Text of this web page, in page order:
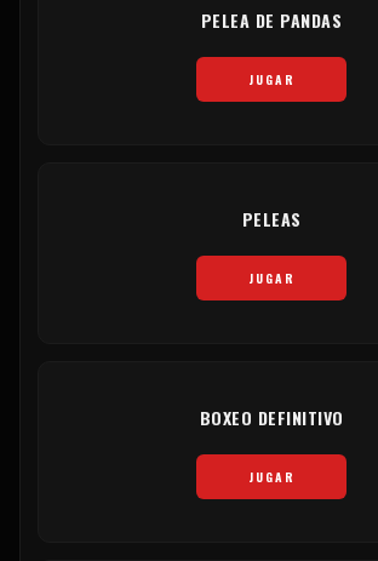
PELEA DE PANDAS
JUGAR
PELEAS
JUGAR
BOXEO DEFINITIVO
JUGAR